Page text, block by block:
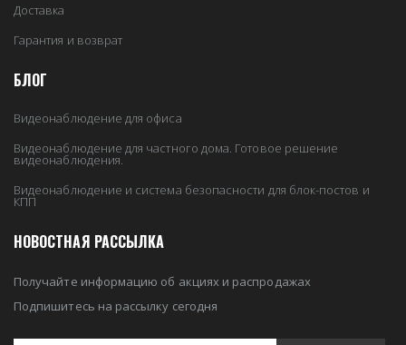
Доставка
Гарантия и возврат
БЛОГ
Видеонаблюдение для офиса
Видеонаблюдение для частного дома. Готовое решение
видеонаблюдения.
Видеонаблюдение и система безопасности для блок-постов и
КПП
НОВОСТНАЯ РАССЫЛКА
Получайте информацию об акциях и распродажах
Подпишитесь на рассылку сегодня